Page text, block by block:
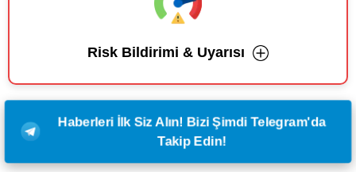
Risk Bildirimi & Uyarısı
Haberleri İlk Siz Alın! Bizi Şimdi Telegram'da
Takip Edin!